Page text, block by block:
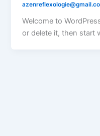
Welcome to
or delete it, then start